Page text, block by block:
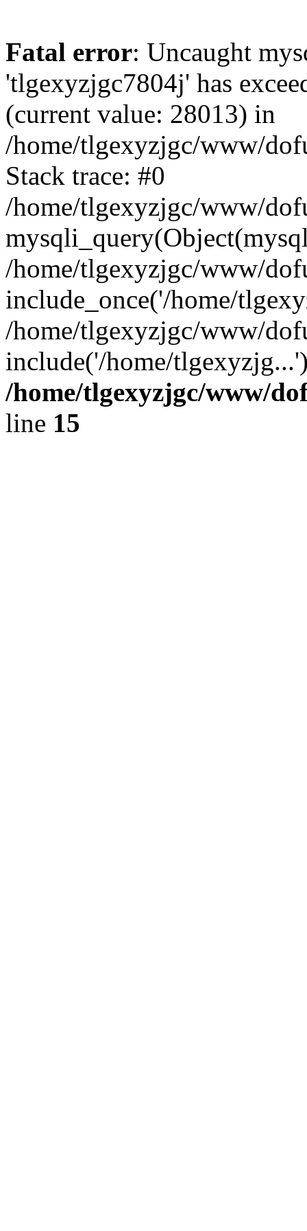
Fatal error: Uncaught
'tlgexyzjgc7804j' has
(current value: 28013) in
/home/tlgexyzjgc/www/
Stack trace: #0
/home/tlgexyzjgc/www/
/home/tlgexyzjgc/www/
include_once('/home/
/home/tlgexyzjgc/www/
include('/home/
/home/tlgexyzjgc/www/
line 15